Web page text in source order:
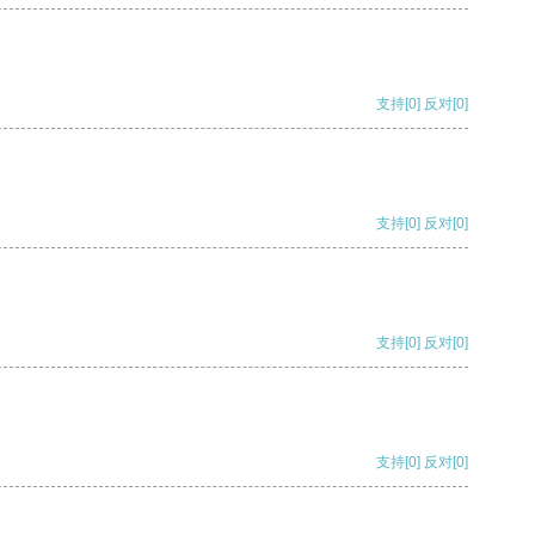
支持[0] 反对[0]
支持[0] 反对[0]
支持[0] 反对[0]
支持[0] 反对[0]